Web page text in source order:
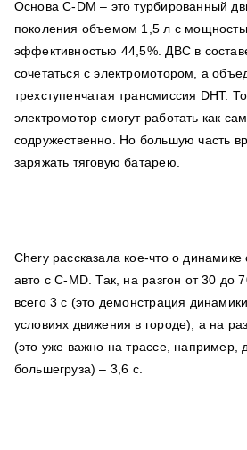
Основа C-DM – это турбированный
поколения объемом 1,5 л с
эффективностью 44,5%. ДВС в
сочетаться с электромотором, а
трехступенчатая трансмиссия DHT.
электромотор смогут работать как
содружественно. Но большую часть
заряжать тяговую батарею.
Chery рассказала кое-что о динамике
авто с C-MD. Так, на разгон от 30 до
всего 3 с (это демонстрация
условиях движения в городе), а на
(это уже важно на трассе, например,
большегруза) – 3,6 с.